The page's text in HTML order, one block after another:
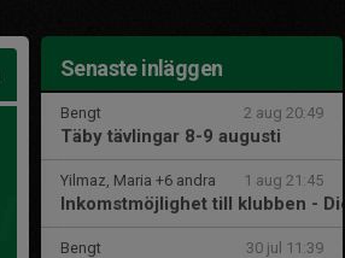
Senaste inläggen
Bengt 2 aug 20:49
Täby tävlingar 8-9 augusti
Yilmaz, Maria +6 andra 1 aug 21:45
Inkomstmöjlighet till klubben -
Bengt 30 jul 11:39